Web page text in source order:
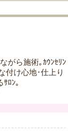
がら施術｡ｶｳﾝｾﾘﾝ
付け心地･仕上り
ﾛﾝ｡